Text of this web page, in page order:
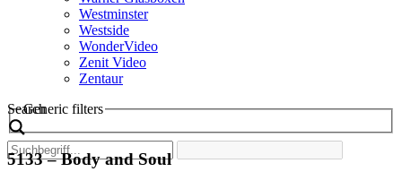
Westminster
Westside
WonderVideo
Zenit Video
Zentaur
Search
Generic filters
5133 – Body and Soul